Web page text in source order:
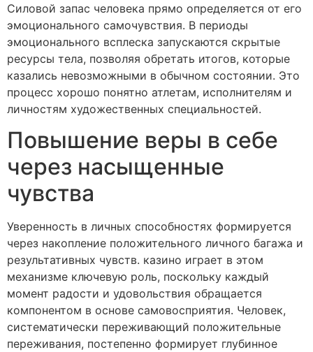
Силовой запас человека прямо определяется от его
эмоционального самочувствия. В периоды
эмоционального всплеска запускаются скрытые
ресурсы тела, позволяя обретать итогов, которые
казались невозможными в обычном состоянии. Это
процесс хорошо понятно атлетам, исполнителям и
личностям художественных специальностей.
Повышение веры в себе
через насыщенные
чувства
Уверенность в личных способностях формируется
через накопление положительного личного багажа и
результативных чувств. казино играет в этом
механизме ключевую роль, поскольку каждый
момент радости и удовольствия обращается
компонентом в основе самовосприятия. Человек,
систематически переживающий положительные
переживания, постепенно формирует глубинное